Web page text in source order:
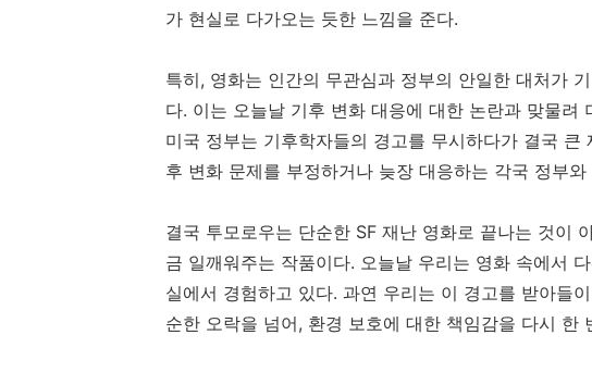
가 현실로 다가오는 듯한 느낌을 준다.
특히, 영화는 인간의 무관심과 정부의 안일한 대처가
다. 이는 오늘날 기후 변화 대응에 대한 논란과 맞물려
미국 정부는 기후학자들의 경고를 무시하다가 결국
후 변화 문제를 부정하거나 늦장 대응하는 각국 정부
결국 투모로우는 단순한 SF 재난 영화로 끝나는 것이
금 일깨워주는 작품이다. 오늘날 우리는 영화 속에서
실에서 경험하고 있다. 과연 우리는 이 경고를 받아들
순한 오락을 넘어, 환경 보호에 대한 책임감을 다시 한